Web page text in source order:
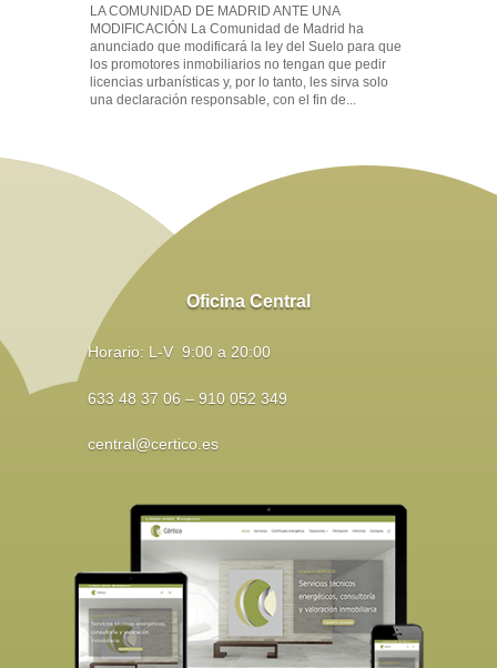
LA COMUNIDAD DE MADRID ANTE UNA
MODIFICACIÓN La Comunidad de Madrid ha
anunciado que modificará la ley del Suelo para que
los promotores inmobiliarios no tengan que pedir
licencias urbanísticas y, por lo tanto, les sirva solo
una declaración responsable, con el fin de...
Oficina Central
Horario: L-V 9:00 a 20:00
633 48 37 06 – 910 052 349
central@certico.es